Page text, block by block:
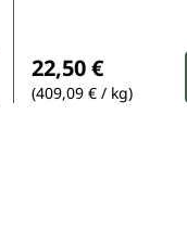
22,50 €
(409,09 € / kg)